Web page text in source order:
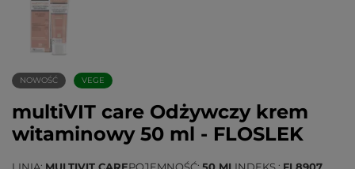
NOWOŚĆ VEGE
multiVIT care Odżywczy krem
witaminowy 50 ml - FLOSLEK